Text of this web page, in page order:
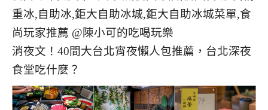
消夜文！40間大台北宵夜懶人包推薦，台北深夜
食堂吃什麼？